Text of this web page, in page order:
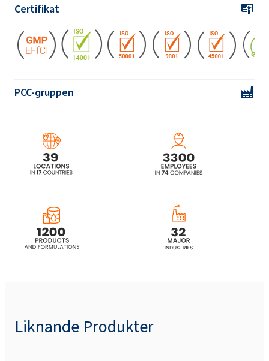
Certifikat
PCC-gruppen
ROKAnol®NL8P4 (C9-11 alkohol, etoxylerad,
Liknande Produkter